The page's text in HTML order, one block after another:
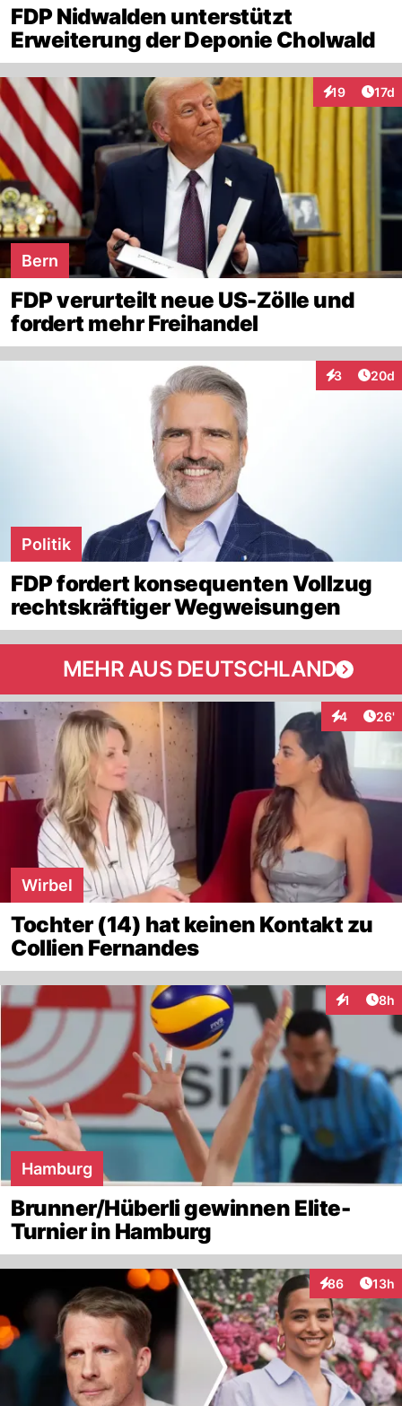
FDP Nidwalden unterstützt
Erweiterung der Deponie Cholwald
19
Interaktionen
17d
Bern
FDP verurteilt neue US-Zölle und
fordert mehr Freihandel
3
Interaktionen
20d
Politik
FDP fordert konsequenten Vollzug
rechtskräftiger Wegweisungen
MEHR AUS DEUTSCHLAND
4 26'
Wirbel
Tochter (14) hat keinen Kontakt zu
Collien Fernandes
1 8h
Hamburg
Brunner/Hüberli gewinnen Elite-
Turnier in Hamburg
86
Interaktionen
13h